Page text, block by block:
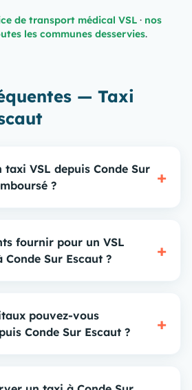
de transport médical VSL · nos
les communes desservies.
— Taxi
VSL depuis Conde Sur
?
+
fournir pour un VSL
Sur Escaut ?
+
pouvez-vous
Conde Sur Escaut ?
+